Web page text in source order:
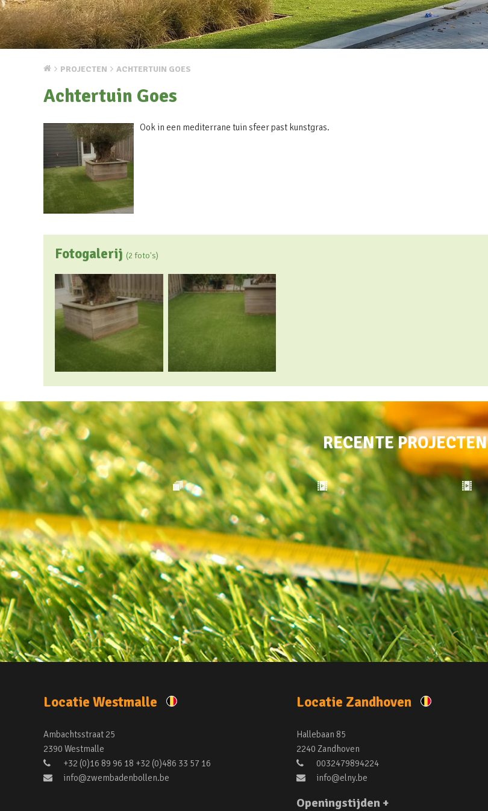
PROJECTEN ACHTERTUIN GOES
Achtertuin Goes
Ook in een mediterrane tuin sfeer past kunstgras.
Fotogalerij (2 foto's)
RECENTE PROJECTEN
Locatie Westmalle
Ambachtsstraat 25
2390 Westmalle
+32 (0)16 89 96 18 +32 (0)486 33 57 16
info@zwembadenbollen.be
Locatie Zandhoven
Hallebaan 85
2240 Zandhoven
0032479894224
info@elny.be
Openingstijden +